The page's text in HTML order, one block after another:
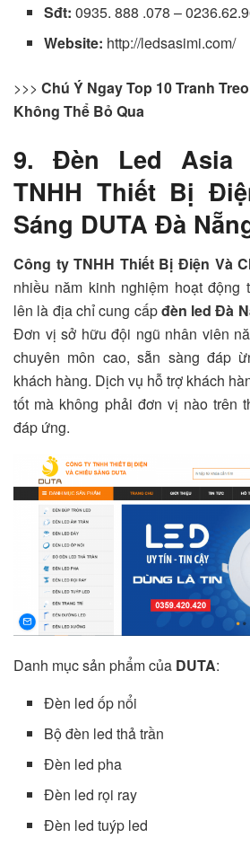
Sđt: 0935. 888 .078 –
Website: http://ledsasimi.com/
>>> Chú Ý Ngay Top 10 Tranh
Không Thể Bỏ Qua
9. Đèn Led Asia
TNHH Thiết Bị
Sáng DUTA Đà
Công ty TNHH Thiết Bị Điện Và
nhiều năm kinh nghiệm hoạt động
lên là địa chỉ cung cấpđèn led Đà
Đơn vị sở hữu đội ngũ nhân viên
chuyên môn cao, sẵn sàng đáp
khách hàng. Dịch vụ hỗ trợ khách
tốt mà không phải đơn vị nào trên
đáp ứng.
Danh mục sản phẩm của DUTA:
Đèn led ốp nổi
Bộ đèn led thả trần
Đèn led pha
Đèn led rọi ray
Đèn led tuýp led